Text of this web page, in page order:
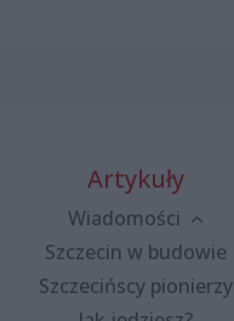
Artykuły
Wiadomości
Szczecin w budowie
Szczecińscy pionierzy